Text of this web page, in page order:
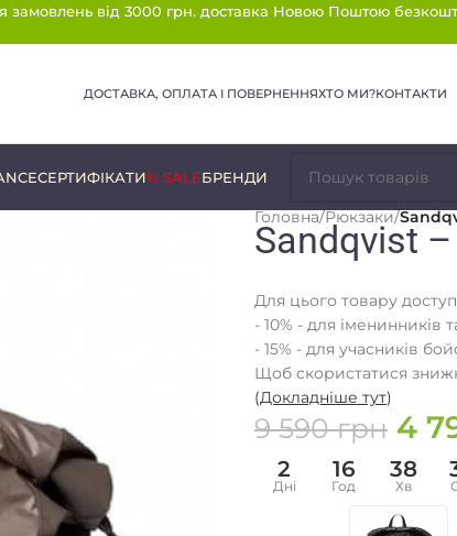
замовлень від 3000 грн. доставка Новою Поштою
ДОСТАВКА, ОПЛАТА І ПОВЕРНЕННЯХТО МИ?КОНТАКТИ
СЕРТИФІКАТИ% SALEБРЕНДИ
Головна/Рюкзаки/
Sandqvist
Для цього товару
- 10% - для іменинників
- 15% - для учасників
Щоб скористатися
(Докладніше тут)
9 590грн 4
2
Дні
16
Год
38
Хв